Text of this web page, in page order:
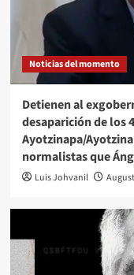
Noticias del momento
Detienen al
desaparición de los
Ayotzinapa/
normalistas que
Luis Johvanil